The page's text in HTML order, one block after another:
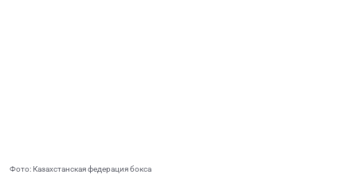
Фото: Казахстанская федерация бокса